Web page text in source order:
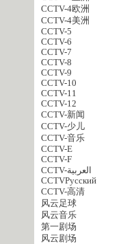
CCTV-4欧洲
CCTV-4美洲
CCTV-5
CCTV-6
CCTV-7
CCTV-8
CCTV-9
CCTV-10
CCTV-11
CCTV-12
CCTV-新闻
CCTV-少儿
CCTV-音乐
CCTV-E
CCTV-F
CCTV-العربية
CCTVPусский
CCTV-高清
风云足球
风云音乐
第一剧场
风云剧场